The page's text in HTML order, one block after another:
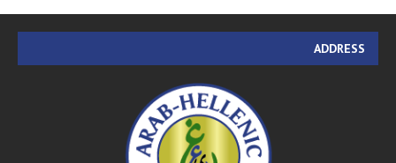
ADDRESS